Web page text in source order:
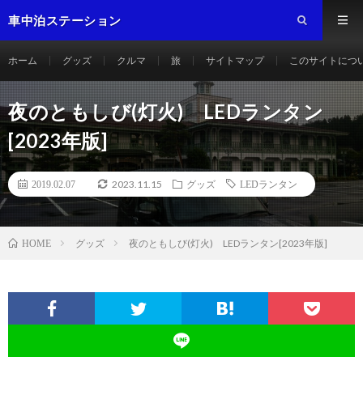
車中泊ステーション
ホーム グッズ クルマ 旅 サイトマップ このサイトにつ
夜のともしび(灯火) LEDランタン
[2023年版]
2019.02.07 2023.11.15 グッズ LEDランタン
HOME グッズ 夜のともしび(灯火) LEDランタン[2023年版]